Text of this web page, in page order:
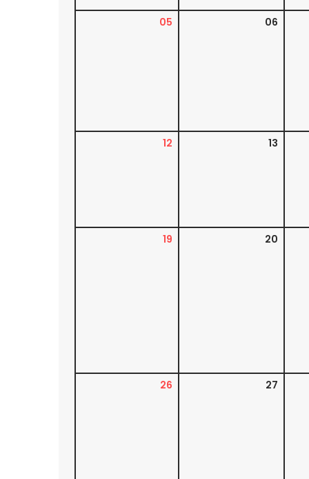
05 06
12 13
19 20
26 27